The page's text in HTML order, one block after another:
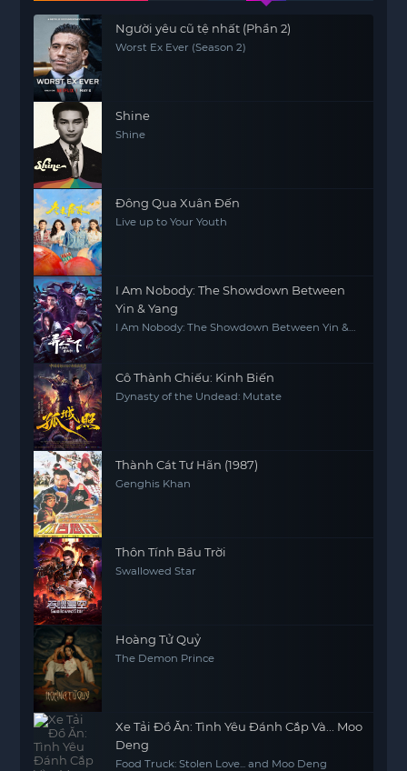
Người yêu cũ tệ nhất (Phần 2)
Worst Ex Ever (Season 2)
Shine
Shine
Đông Qua Xuân Đến
Live up to Your Youth
I Am Nobody: The Showdown Between
Yin & Yang
I Am Nobody: The Showdown Between Yin &
Cô Thành Chiếu: Kinh Biến
Dynasty of the Undead: Mutate
Thành Cát Tư Hãn (1987)
Genghis Khan
Thôn Tính Bầu Trời
Swallowed Star
Hoàng Tử Quỷ
The Demon Prince
Xe Tải Đồ Ăn: Tình Yêu Đánh Cắp Và... Moo
Deng
Food Truck: Stolen Love... and Moo Deng